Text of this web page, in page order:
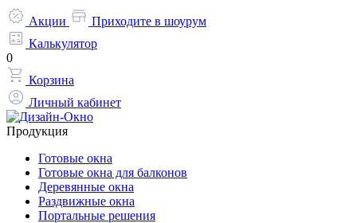
Акции
Приходите в шоурум
Калькулятор
0
Корзина
Личный кабинет
Продукция
Готовые окна
Готовые окна для балконов
Деревянные окна
Раздвижные окна
Портальные решения